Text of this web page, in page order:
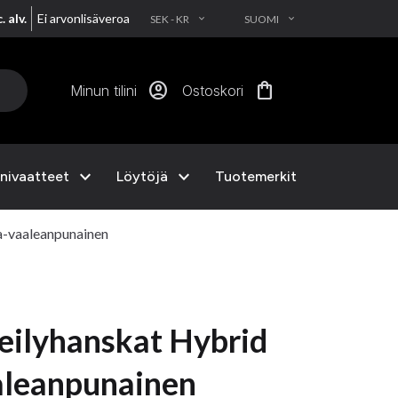
alv. Ei arvonlisäveroa SEK - KR EXPAND_MORE SUOMI EXPAND_MORE
Minun tilini account_circle Ostoskori shopping_bag
expand_more Löytöjä expand_more Tuotemerkit
Hybrid